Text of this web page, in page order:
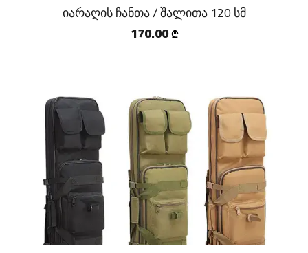
იარაღის ჩანთა / შალითა 120 სმ
170.00 ₾